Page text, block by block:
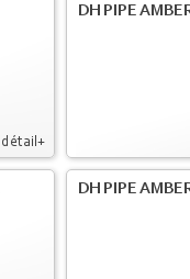
détail+
DH PIPE
DH PIPE